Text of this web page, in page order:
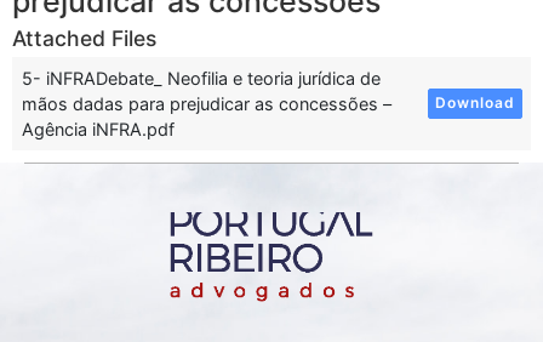
Attached Files
5- iNFRADebate_ Neofilia e teoria jurídica de
mãos dadas para prejudicar as concessões –
Agência iNFRA.pdf
Download